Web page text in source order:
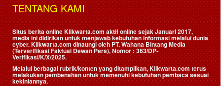
TENTANG KAMI
Situs berita online Klikwarta.com aktif online sejak Januari 2017,
media ini didirikan untuk menjawab kebutuhan informasi melalui dunia
cyber. Klikwarta.com dinaungi oleh PT. Wahana Bintang Media
(Terverifikasi Faktual Dewan Pers), Nomor : 363/DP-
Verifikasi/K/X/2025.
Melalui berbagai rubrik/konten yang ditampilkan, Klikwarta.com terus
melakukan pembenahan untuk memenuhi kebutuhan pembaca sesuai
kekiniannya.